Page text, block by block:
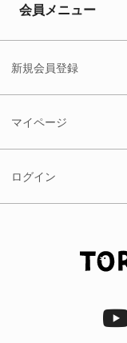
会員メニュー
新規会員登録
マイページ
ログイン